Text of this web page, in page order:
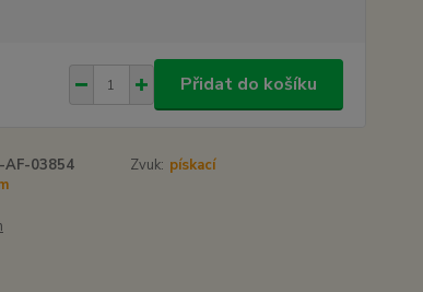
Přidat do košíku
AF-03854 Zvuk: pískací